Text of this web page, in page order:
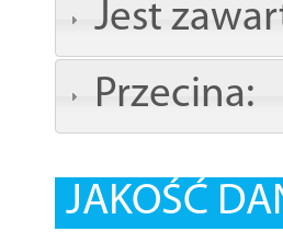
Jest
Przecina:
JAKOŚĆ